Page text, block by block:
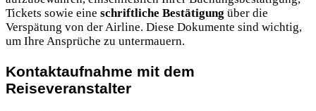
Tickets sowie eine schriftliche Bestätigung über die
Verspätung von der Airline. Diese Dokumente sind wichtig,
um Ihre Ansprüche zu untermauern.
Kontaktaufnahme mit dem
Reiseveranstalter